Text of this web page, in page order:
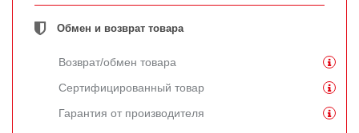
Обмен и возврат товара
Возврат/обмен товара
Сертифицированный товар
Гарантия от производителя